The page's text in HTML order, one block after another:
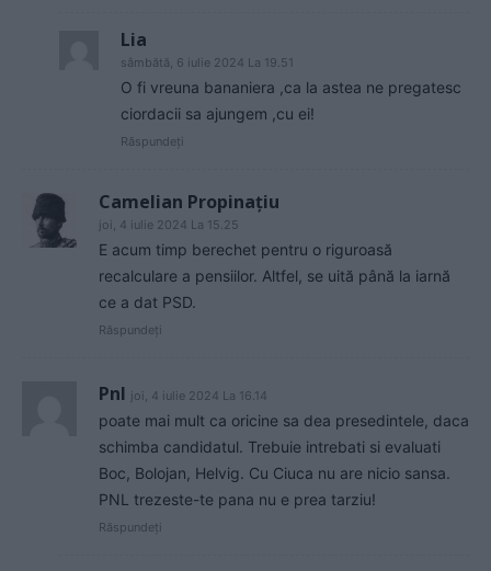
Lia
sâmbătă, 6 iulie 2024 La 19.51
O fi vreuna bananiera ,ca la astea ne pregatesc
ciordacii sa ajungem ,cu ei!
Răspundeți
Camelian Propinațiu
joi, 4 iulie 2024 La 15.25
E acum timp berechet pentru o riguroasă
recalculare a pensiilor. Altfel, se uită până la iarnă
ce a dat PSD.
Răspundeți
Pnl joi, 4 iulie 2024 La 16.14
poate mai mult ca oricine sa dea presedintele, daca
schimba candidatul. Trebuie intrebati si evaluati
Boc, Bolojan, Helvig. Cu Ciuca nu are nicio sansa.
PNL trezeste-te pana nu e prea tarziu!
Răspundeți